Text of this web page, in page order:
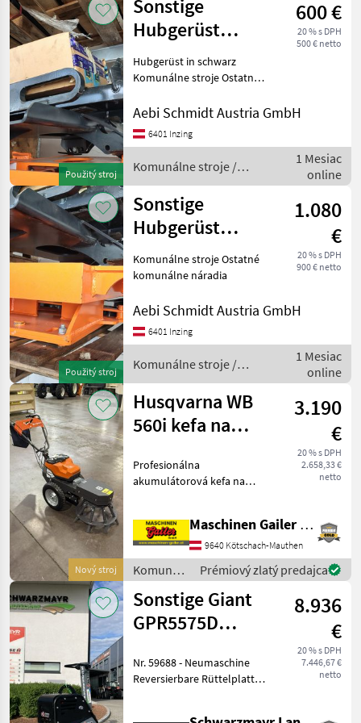
Sonstige
Použitý stroj
Sonstige
Hubgerüst
schwarz
600 €
20 % s DPH
500 € netto
Hubgerüst in schwarz
Komunálne stroje Ostatné
Aebi Schmidt Austria GmbH
6401 Inzing
Komunálne stroje /
Sonstige
1 Mesiac
online
Použitý stroj
Sonstige
Hubgerüst
orange
1.080
€
20 % s DPH
900 € netto
Komunálne stroje Ostatné
komunálne náradia
Aebi Schmidt Austria GmbH
6401 Inzing
Komunálne stroje /
Sonstige
1 Mesiac
online
Nový stroj
Husqvarna WB
560i kefa na
akumulátorovým
3.190
€
20 % s DPH
2.658,33 €
netto
Profesionálna
akumulátorová kefa na
bez použitia chemikálií
odstraňovanie machu a
buriny! Pohon:
akumulátorový Poče
Maschinen Gailer GmbH
9640 Kötschach-Mauthen
Komunálne
stroje /
Husqvarna
Prémiový zlatý predajca
Sonstige Giant
GPR5575D
8.936
€
20 % s DPH
7.446,67 €
netto
Nr. 59688 - Neumaschine
Reversierbare Rüttelplatte